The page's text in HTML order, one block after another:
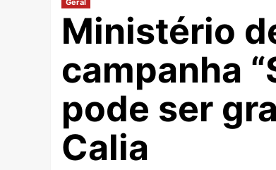
Geral
Ministério
campanha
pode ser
Calia